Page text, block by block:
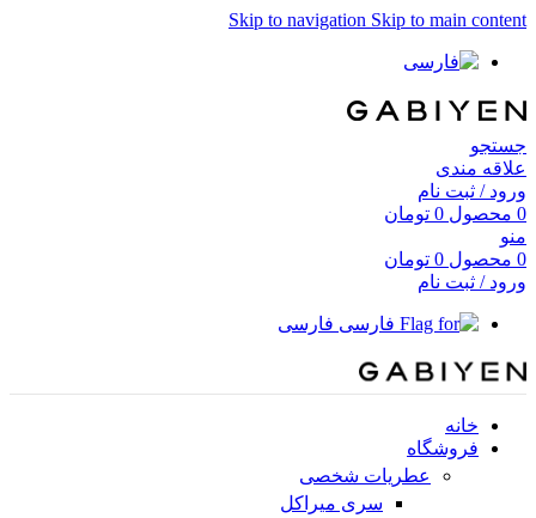
Skip to navigation Skip to main content
جستجو
علاقه مندی
ورود / ثبت نام
0 محصول 0 تومان
منو
0 محصول 0 تومان
ورود / ثبت نام
فارسی
خانه
فروشگاه
عطریات شخصی
سری میراکل